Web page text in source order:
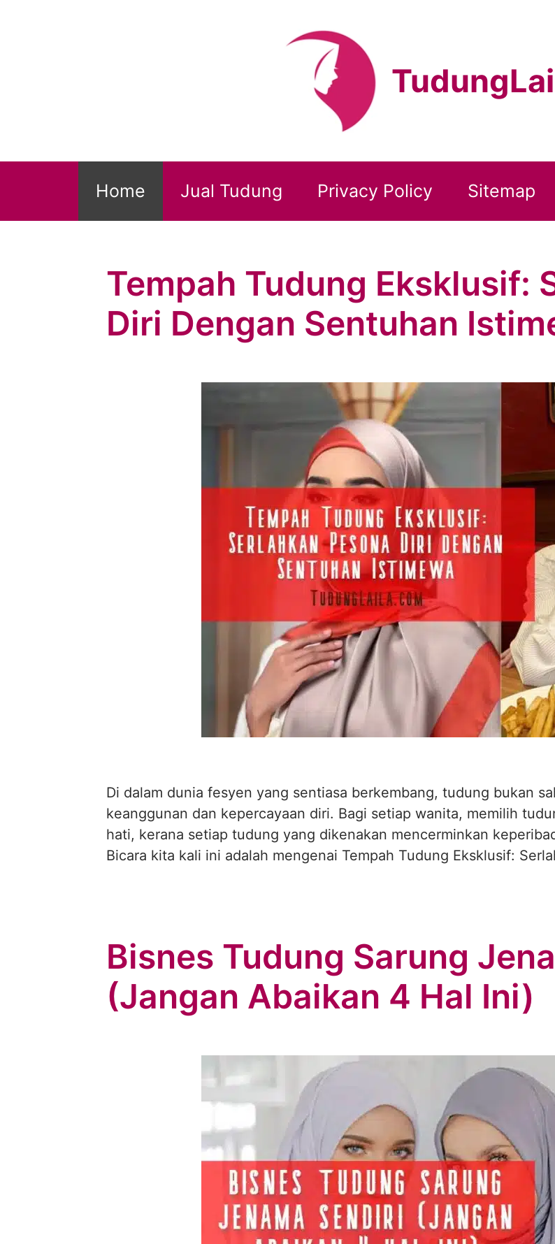
Home Jual Tudung Privacy Policy Sitemap
Tempah Tudung Eksklusif:
Diri Dengan Sentuhan
Di dalam dunia fesyen yang sentiasa berkembang, tudung bukan
keanggunan dan kepercayaan diri. Bagi setiap wanita, memilih
hati, kerana setiap tudung yang dikenakan mencerminkan
Bicara kita kali ini adalah mengenai Tempah Tudung Eksklusif:
Bisnes Tudung Sarung
(Jangan Abaikan 4 Hal Ini)